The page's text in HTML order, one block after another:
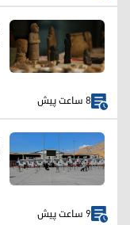
8 ساعت پیش
9 ساعت پیش